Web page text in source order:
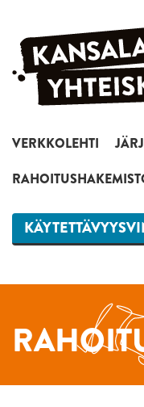
Siirry sisältöön
VERKKOLEHTI